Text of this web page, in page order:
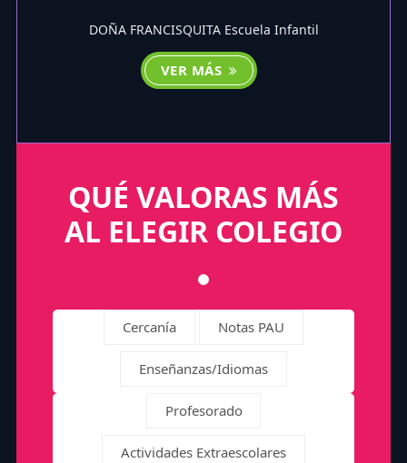
DOÑA FRANCISQUITA Escuela Infantil
VER MÁS
QUÉ VALORAS MÁS
AL ELEGIR COLEGIO
Cercanía Notas PAU
Enseñanzas/Idiomas
Profesorado
Actividades Extraescolares